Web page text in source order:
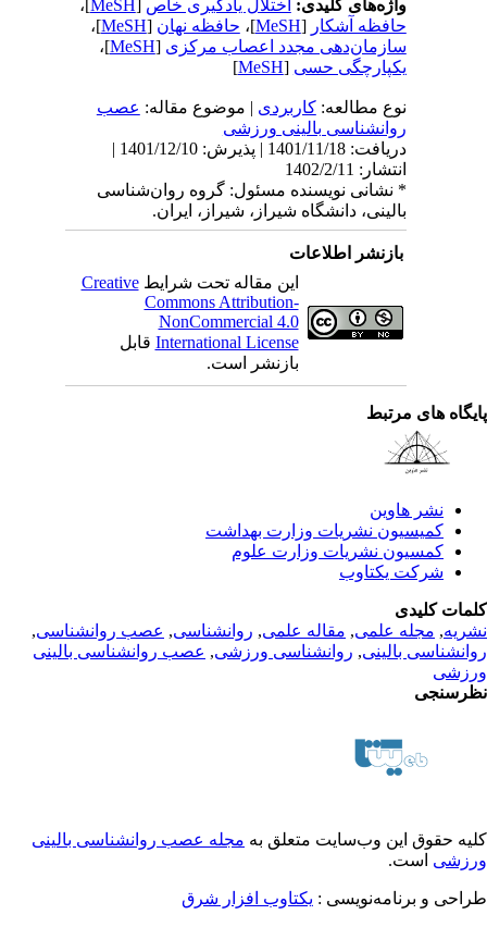
واژه‌های کلیدی:اختلال یادگیری خاص[
MeSH]،
حافظه آشکار[
MeSH]،حافظه نهان[
MeSH]،
سازمان‌دهی مجدد اعصاب مرکزی[
MeSH]،
یکپارچگی حسی[
MeSH
]
نوع مطالعه:كاربردی| موضوع مقاله:عصب
روانشناسی بالینی ورزشی
دریافت: 1401/11/18 | پذیرش: 1401/12/10 |
انتشار: 1402/2/11
* نشانی نویسنده مسئول: گروه روان‌شناسی
بالینی، دانشگاه شیراز، شیراز، ایران.
بازنشر اطلاعات
این مقاله تحت شرایطCreative
Commons Attribution-
NonCommercial 4.0
International Licenseقابل
بازنشر است.
های مرتبط
نشر هاوین
کمیسیون نشریات وزارت بهداشت
کمسیون نشریات وزارت علوم
شرکت یکتاوب
کلیدی
,مجله علمی, مقاله علمی, روانشناسی, عصب روانشناسی,
بالینی, روانشناسی ورزشی, عصب روانشناسی بالینی
حقوق این وب‌سایت متعلق بهمجله عصب روانشناسی بالینی
است.
و برنامه‌نویسی : یکتاوب افزار شرق